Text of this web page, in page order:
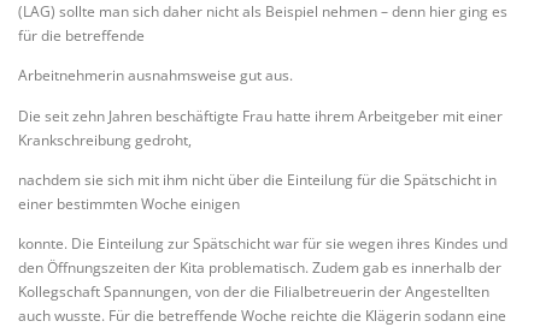
(LAG) sollte man sich daher nicht als Beispiel nehmen – denn hier ging es
für die betreffende
Arbeitnehmerin ausnahmsweise gut aus.
Die seit zehn Jahren beschäftigte Frau hatte ihrem Arbeitgeber mit einer
Krankschreibung gedroht,
nachdem sie sich mit ihm nicht über die Einteilung für die Spätschicht in
einer bestimmten Woche einigen
konnte. Die Einteilung zur Spätschicht war für sie wegen ihres Kindes und
den Öffnungszeiten der Kita problematisch. Zudem gab es innerhalb der
Kollegschaft Spannungen, von der die Filialbetreuerin der Angestellten
auch wusste. Für die betreffende Woche reichte die Klägerin sodann eine